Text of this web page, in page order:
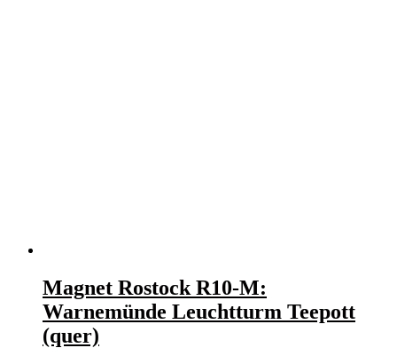
Magnet Rostock R10-M:
Warnemünde Leuchtturm Teepott
(quer)